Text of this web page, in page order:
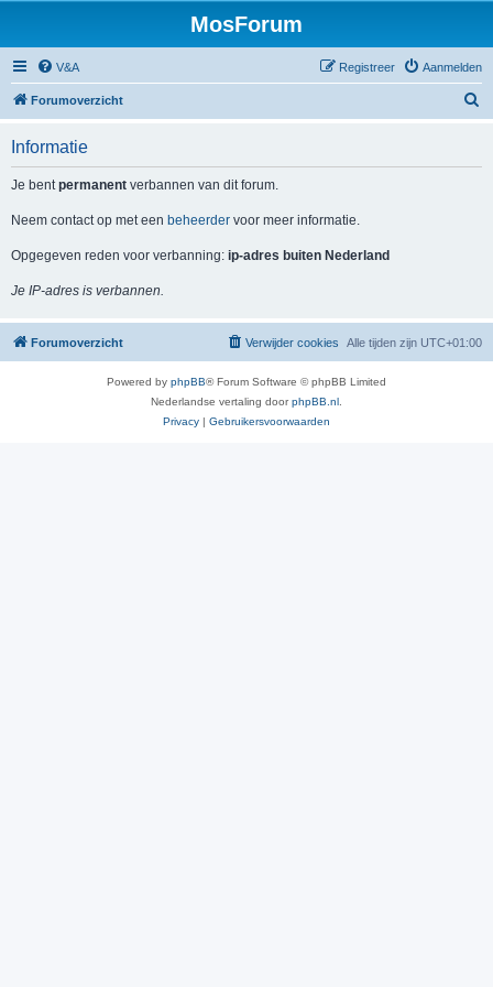
MosForum
V&A Aanmelden
Registreer
Forumoverzicht
Informatie
Je bentpermanent verbannen van dit forum.
Neem contact op met een beheerder voor meer informatie.
Opgegeven reden voor verbanning: ip-adres buiten Nederland
Je IP-adres is verbannen.
Forumoverzicht Alle tijden zijn UTC+01:00
Verwijder cookies
Powered by phpBB® Forum Software © phpBB Limited
Nederlandse vertaling doorphpBB.nl
Privacy | Gebruikersvoorwaarden